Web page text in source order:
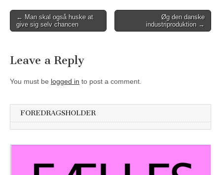
Post
navigation
← Man skal også huske at
give sig selv chancen
Øg den danske
industriproduktion →
Leave a Reply
You must be logged in to post a comment.
FOREDRAGSHOLDER